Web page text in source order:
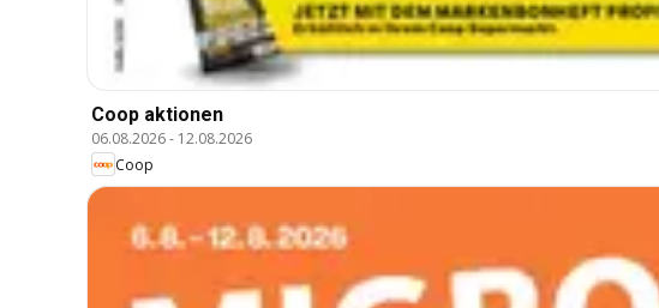
Coop aktionen
06.08.2026- 12.08.2026
Coop